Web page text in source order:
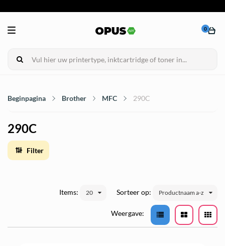
0
Beginpagina Brother MFC 290C
290C
Filter
Sorteer op: Productnaam a-z
Items: 20
Weergave: